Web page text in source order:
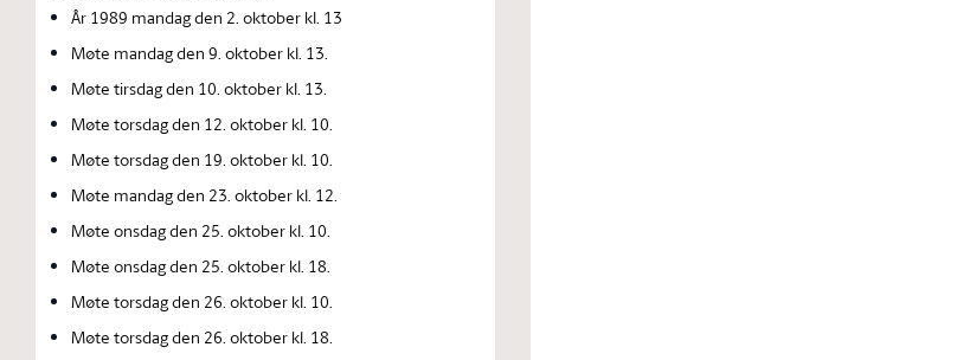
År 1989 mandag den 2. oktober kl. 13
Møte mandag den 9. oktober kl. 13.
Møte tirsdag den 10. oktober kl. 13.
Møte torsdag den 12. oktober kl. 10.
Møte torsdag den 19. oktober kl. 10.
Møte mandag den 23. oktober kl. 12.
Møte onsdag den 25. oktober kl. 10.
Møte onsdag den 25. oktober kl. 18.
Møte torsdag den 26. oktober kl. 10.
Møte torsdag den 26. oktober kl. 18.